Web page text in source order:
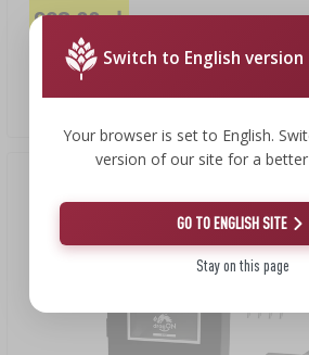
Grill gazowy dragON BBQ101, 11,7 kW,
998,00 zł
Switch to English version
Your browser is set to English.
version of our site for a better
GO TO ENGLISH SITE
Stay on this page